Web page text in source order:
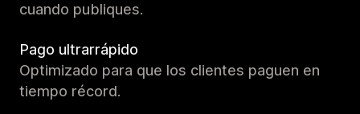
cuando publiques.
Pago ultrarrápido
Optimizado para que los clientes paguen en
tiempo récord.